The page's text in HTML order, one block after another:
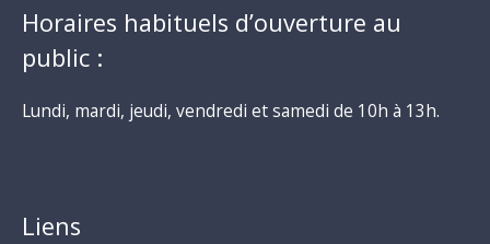
Horaires habituels d’ouverture au
public :
Lundi, mardi, jeudi, vendredi et samedi de 10h à 13h.
Liens